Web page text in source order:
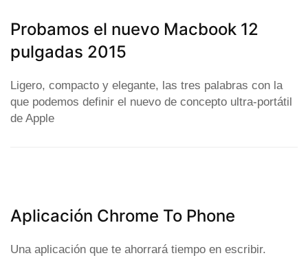
Probamos el nuevo Macbook 12
pulgadas 2015
Ligero, compacto y elegante, las tres palabras con la
que podemos definir el nuevo de concepto ultra-portátil
de Apple
Aplicación Chrome To Phone
Una aplicación que te ahorrará tiempo en escribir.